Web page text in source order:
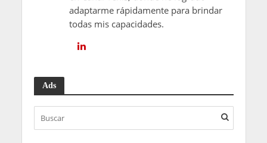
adaptarme rápidamente para brindar
todas mis capacidades.
Ads